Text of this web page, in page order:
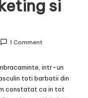
si
1 Comment
intr-un
toti barbatii din
constatat ca in tot